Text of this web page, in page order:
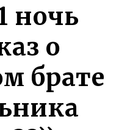
ночь
о
брате